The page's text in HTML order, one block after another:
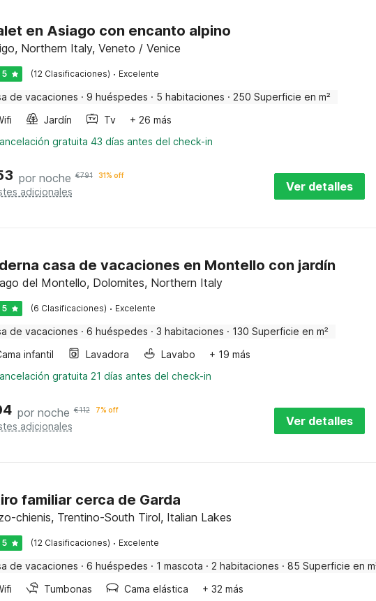
en Asiago con encanto alpino
Northern Italy, Veneto / Venice
5 (12 Clasificaciones) · Excelente
de vacaciones · 9 huéspedes · 5 habitaciones · 250 Superficie en m²
Jardín Tv
+ 26 más
gratuita 43 días antes del check-in
por noche €791 31% off
adicionales Ver detalles
casa de vacaciones en Montello con jardín
del Montello, Dolomites, Northern Italy
5 (6 Clasificaciones) · Excelente
de vacaciones · 6 huéspedes · 3 habitaciones · 130 Superficie en m²
infantil
Lavadora Lavabo
+ 19 más
gratuita 21 días antes del check-in
por noche €112 7% off
adicionales Ver detalles
familiar cerca de Garda
chienis, Trentino-South Tirol, Italian Lakes
5 (12 Clasificaciones) · Excelente
de vacaciones · 6 huéspedes · 1 mascota · 2 habitaciones · 85 Superficie en
Tumbonas Cama elástica
+ 32 más